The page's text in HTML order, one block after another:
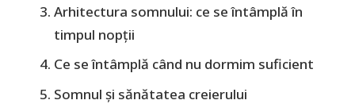
Arhitectura somnului: ce se întâmplă în
timpul nopții
Ce se întâmplă când nu dormim suficient
Somnul și sănătatea creierului